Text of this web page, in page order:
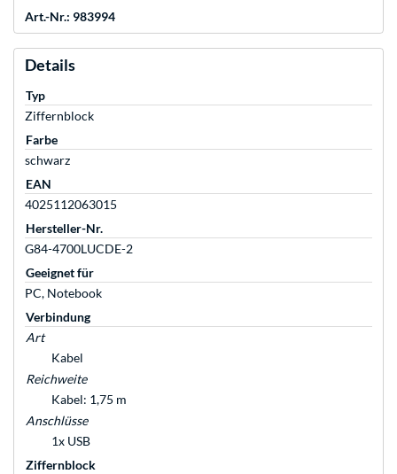
Art.-Nr.: 983994
Details
Typ
Ziffernblock
Farbe
schwarz
EAN
4025112063015
Hersteller-Nr.
G84-4700LUCDE-2
Geeignet für
PC, Notebook
Verbindung
Art
Kabel
Reichweite
Kabel: 1,75 m
Anschlüsse
1x USB
Ziffernblock